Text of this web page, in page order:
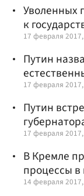
Уволенных
к
17 февраля
Путин
17 февраля
Путин
17 февраля
В Кремле
процессы в
14 февраля